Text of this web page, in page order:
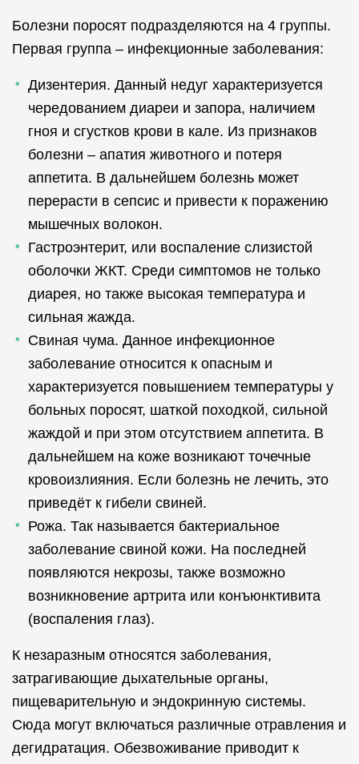
Болезни поросят подразделяются на 4 группы.
Первая группа – инфекционные заболевания:
Дизентерия. Данный недуг характеризуется
чередованием диареи и запора, наличием
гноя и сгустков крови в кале. Из признаков
болезни – апатия животного и потеря
аппетита. В дальнейшем болезнь может
перерасти в сепсис и привести к поражению
мышечных волокон.
Гастроэнтерит, или воспаление слизистой
оболочки ЖКТ. Среди симптомов не только
диарея, но также высокая температура и
сильная жажда.
Свиная чума. Данное инфекционное
заболевание относится к опасным и
характеризуется повышением температуры у
больных поросят, шаткой походкой, сильной
жаждой и при этом отсутствием аппетита. В
дальнейшем на коже возникают точечные
кровоизлияния. Если болезнь не лечить, это
приведёт к гибели свиней.
Рожа. Так называется бактериальное
заболевание свиной кожи. На последней
появляются некрозы, также возможно
возникновение артрита или конъюнктивита
(воспаления глаз).
К незаразным относятся заболевания,
затрагивающие дыхательные органы,
пищеварительную и эндокринную системы.
Сюда могут включаться различные отравления и
дегидратация. Обезвоживание приводит к